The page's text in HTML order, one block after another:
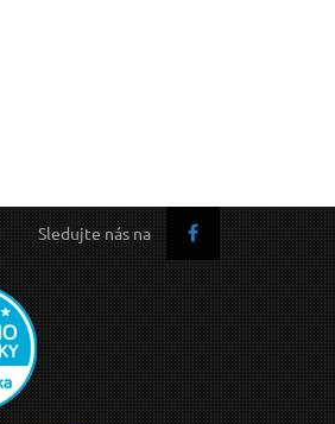
Sledujte nás na